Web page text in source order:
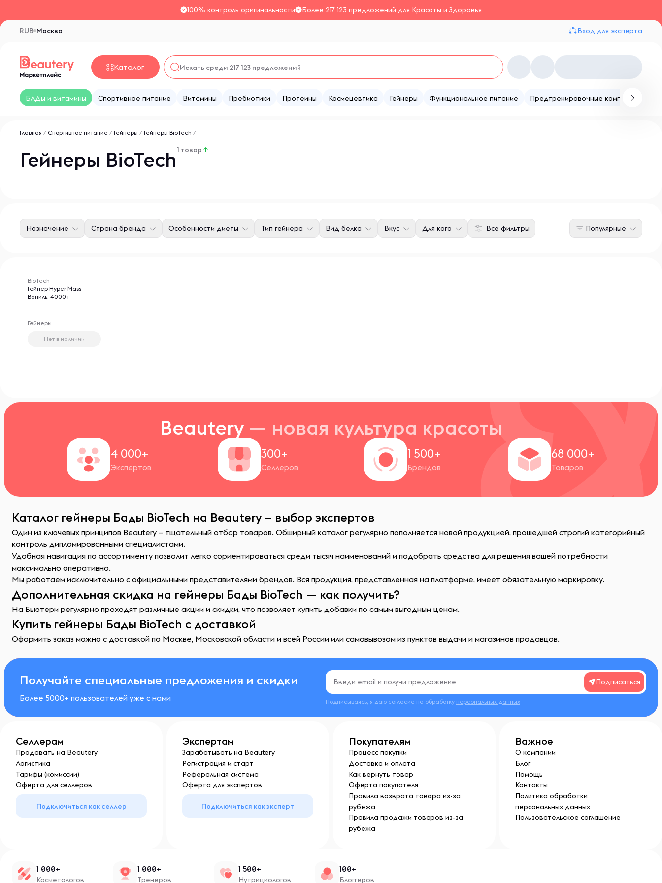
100% контроль оригинальности Более 217 123 предложений для Красоты и Здоровья
Москва
RUB Вход для эксперта
Каталог
БАДы и витамины Спортивное питание Витамины Пребиотики Протеины Космецевтика Гейнеры Функциональное питание Предтренировочные комплексы
Главная / Спортивное питание / Гейнеры / Гейнеры BioTech /
Гейнеры BioTech1 товар ↑
Все фильтры
Назначение Страна бренда Особенности диеты Тип гейнера Вид белка Вкус Для кого Популярные
BioTech
Гейнер Hyper Mass
Ваниль, 4000 г
Гейнеры
Нет в наличии
Beautery — новая культура красоты
4 000+
Экспертов
300+
Селлеров
1 500+
Брендов
68 000+
Товаров
Каталог гейнеры Бады BioTech на Beautery – выбор экспертов
Один из ключевых принципов Beautery – тщательный отбор товаров. Обширный каталог регулярно пополняется новой продукцией, прошедшей строгий категорийный
контроль дипломированными специалистами.
Удобная навигация по ассортименту позволит легко сориентироваться среди тысяч наименований и подобрать средства для решения вашей потребности
максимально оперативно.
Мы работаем исключительно с официальными представителями брендов. Вся продукция, представленная на платформе, имеет обязательную маркировку.
Дополнительная скидка на гейнеры Бады BioTech — как получить?
На Бьютери регулярно проходят различные акции и скидки, что позволяет купить добавки по самым выгодным ценам.
Купить гейнеры Бады BioTech с доставкой
Оформить заказ можно с доставкой по Москве, Московской области и всей России или самовывозом из пунктов выдачи и магазинов продавцов.
Получайте специальные предложения и скидки
Более 5000+ пользователей уже с нами
Подписаться
Подписываясь, я даю согласие на обработку персональных данных
Селлерам
Продавать на Beautery
Логистика
Тарифы (комиссии)
Оферта для селлеров
Подключиться как селлер
Экспертам
Зарабатывать на Beautery
Регистрация и старт
Реферальная система
Оферта для экспертов
Подключиться как эксперт
Покупателям
Процесс покупки
Доставка и оплата
Как вернуть товар
Оферта покупателя
Правила возврата товара из-за
рубежа
Правила продажи товаров из-за
рубежа
Важное
О компании
Блог
Помощь
Контакты
Политика обработки
персональных данных
Пользовательское соглашение
1 000+
Косметологов
1 000+
Тренеров
1 500+
Нутрициологов
100+
Блоггеров